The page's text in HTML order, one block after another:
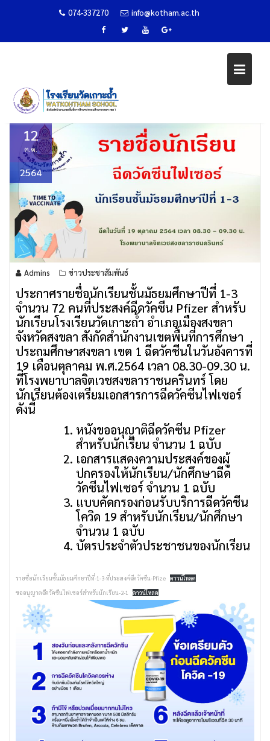
074-337270 info@kotham.ac.th
รายชื่อนักเรียนที่ฉีดวัคซีน PFIZER
Home ข่าวประชาสัมพันธ์
12
ต.ค.
2564
Admins ข่าวประชาสัมพันธ์
ประกาศรายชื่อนักเรียนชั้นมัธยมศึกษาปีที่ 1-3
จำนวน 72 คนที่ประสงค์ฉีดวัคซีน Pfizer สำหรับ
นักเรียนโรงเรียนวัดเกาะถ้ำ อำเภอเมืองสงขลา
จังหวัดสงขลา สังกัดสำนักงานเขตพื้นที่การศึกษา
ประถมศึกษาสงขลา เขต 1 ฉีดวัคซีนในวันอังคารที่
19 เดือนตุลาคม พ.ศ.2564 เวลา 08.30-09.30 น.
ที่โรงพยาบาลจิตเวชสงขลาราชนครินทร์ โดย
นักเรียนต้องเตรียมเอกสารการฉีดวัคซีนไฟเซอร์
ดังนี้
หนังขออนุญาติฉีดวัคซีน Pfizer
สำหรับนักเรียน จำนวน 1 ฉบับ
เอกสารแสดงความประสงค์ของผู้
ปกครองให้นักเรียน/นักศึกษาฉีด
วัคซีนไฟเซอร์ จำนวน 1 ฉบับ
แบบคัดกรองก่อนรับบริการฉีดวัคซีน
โควิด 19 สำหรับนักเรียน/นักศึกษา
จำนวน 1 ฉบับ
บัตรประจำตัวประชาชนของนักเรียน
รายชื่อนักเรียนชั้นมัธยมศึกษาปีที่-1-3-ที่ประสงค์ฉีดวัคซีน-Pfize ดาวน์โหลด
ขออนุญาตฉีดวัคซีนไฟเซอร์สำหรับนักเรียน-2-1
ดาวน์โหลด